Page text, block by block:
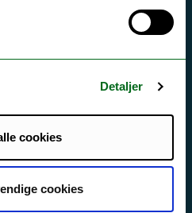
Detaljer
cookies
cookies
og personvern